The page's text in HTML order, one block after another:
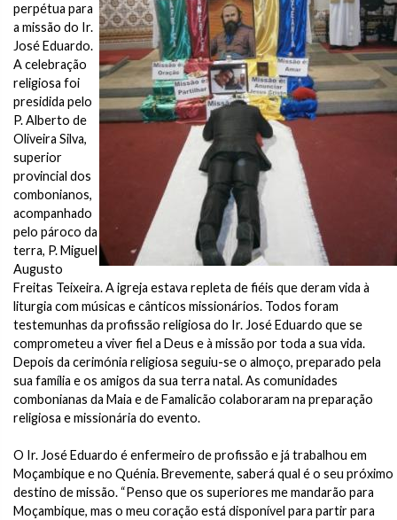
perpétua para
a missão do Ir.
José Eduardo.
A celebração
religiosa foi
presidida pelo
P. Alberto de
Oliveira Silva,
superior
provincial dos
combonianos,
acompanhado
pelo pároco da
terra, P. Miguel
Augusto
Freitas Teixeira. A igreja estava repleta de fiéis que deram vida à
liturgia com músicas e cânticos missionários. Todos foram
testemunhas da profissão religiosa do Ir. José Eduardo que se
comprometeu a viver fiel a Deus e à missão por toda a sua vida.
Depois da cerimónia religiosa seguiu-se o almoço, preparado pela
sua família e os amigos da sua terra natal. As comunidades
combonianas da Maia e de Famalicão colaboraram na preparação
religiosa e missionária do evento.
O Ir. José Eduardo é enfermeiro de profissão e já trabalhou em
Moçambique e no Quénia. Brevemente, saberá qual é o seu próximo
destino de missão. “Penso que os superiores me mandarão para
Moçambique, mas o meu coração está disponível para partir para